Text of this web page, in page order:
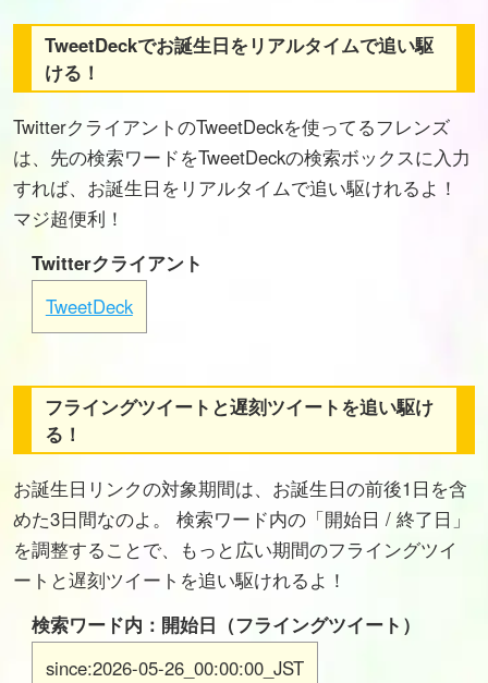
TweetDeckでお誕生日をリアルタイムで追い駆
ける！
TwitterクライアントのTweetDeckを使ってるフレンズ
は、先の検索ワードをTweetDeckの検索ボックスに入力
すれば、お誕生日をリアルタイムで追い駆けれるよ！
マジ超便利！
Twitterクライアント
TweetDeck
フライングツイートと遅刻ツイートを追い駆け
る！
お誕生日リンクの対象期間は、お誕生日の前後1日を含
めた3日間なのよ。 検索ワード内の「開始日 / 終了日」
を調整することで、もっと広い期間のフライングツイ
ートと遅刻ツイートを追い駆けれるよ！
検索ワード内：開始日（フライングツイート）
since:2026-05-26_00:00:00_JST